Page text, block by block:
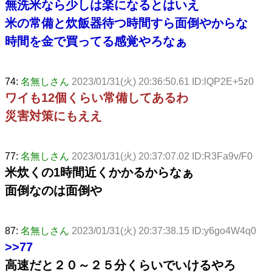
無洗米なら少しは楽になるとはいえ
米の常備と炊飯器待つ時間すら面倒やからな
時間を金で買ってる感覚やろなぁ
74: 名無しさん 2023/01/31(火) 20:36:50.61 ID:lQP2E+5z0
ワイも12個くらい常備してあるわ
災害対策にもええ
77: 名無しさん 2023/01/31(火) 20:37:07.02 ID:R3Fa9v/F0
米炊くの1時間近くかかるからなぁ
面倒なのは面倒や
87: 名無しさん 2023/01/31(火) 20:37:38.15 ID:y6go4W4q0
>>77
高速だと２０～２５分くらいでいけるやろ